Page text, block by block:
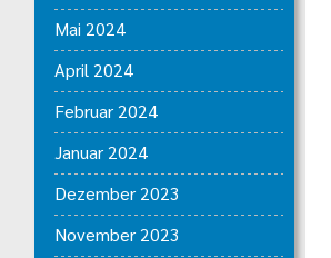
Mai 2024
April 2024
Februar 2024
Januar 2024
Dezember 2023
November 2023